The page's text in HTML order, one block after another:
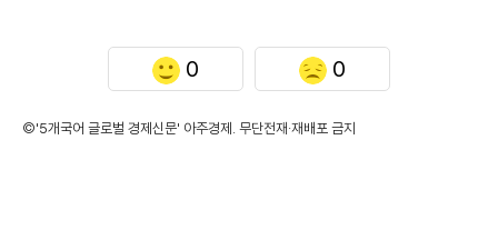
0 0
©'5개국어 글로벌 경제신문' 아주경제. 무단전재·재배포 금지